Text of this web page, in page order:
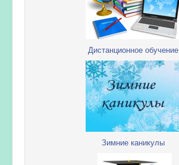
Дистанционное обучение
Зимние каникулы